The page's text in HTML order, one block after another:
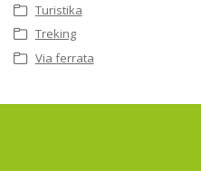
Turistika
Treking
Via ferrata